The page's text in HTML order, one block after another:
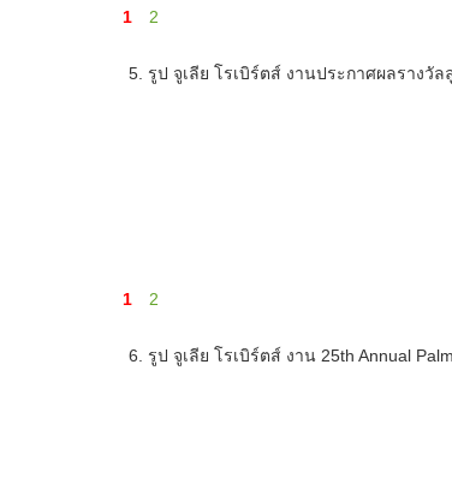
1 2
5. รูป จูเลีย โรเบิร์ตส์ งานประกาศผลรางวั
1 2
6. รูป จูเลีย โรเบิร์ตส์ งาน 25th Annual